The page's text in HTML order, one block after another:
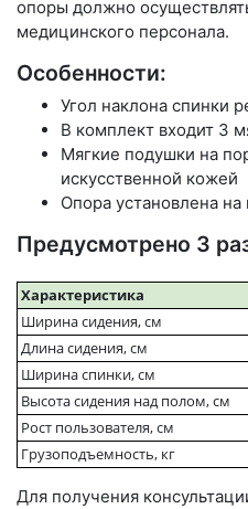
опоры должно
медицинского персонала.
Особенности:
Угол наклона спинки
В комплект входит 3
Мягкие подушки на
искусственной кожей
Опора установлена на
Предусмотрено 3
Характеристика
Ширина сидения, см
Длина сидения, см
Ширина спинки, см
Высота сидения над полом, см
Рост пользователя, см
Грузоподъемность, кг
Для получения